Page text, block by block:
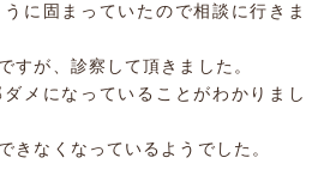
に固まっていたので相談に行きま
すが、診察して頂きました。
メになっていることがわかりまし
きなくなっているようでした。